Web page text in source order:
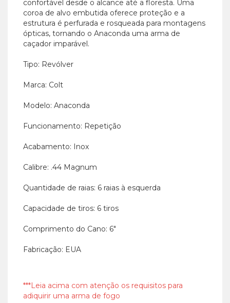
confortável desde o alcance até a floresta. Uma
coroa de alvo embutida oferece proteção e a
estrutura é perfurada e rosqueada para montagens
ópticas, tornando o Anaconda uma arma de
caçador imparável.
Tipo: Revólver
Marca: Colt
Modelo: Anaconda
Funcionamento: Repetição
Acabamento: Inox
Calibre: .44 Magnum
Quantidade de raias: 6 raias à esquerda
Capacidade de tiros: 6 tiros
Comprimento do Cano: 6"
Fabricação: EUA
***Leia acima com atenção os requisitos para
adiquirir uma arma de fogo